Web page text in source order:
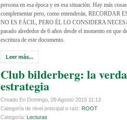
persona en esa época y en esa situación. Hay más
complementar pero, como entenderán, RECORDAR
NO ES FÁCIL, PERO ÉL LO CONSIDERA
pasado alrededor de 6 años desde el momento en que
escritura de este documento.
Leer más...
Club bilderberg: la
estrategia
Creado En Domingo, 09 Agosto 2015 11:13
Categoría de nivel principal o raíz: ROOT
Categoría: Lecturas